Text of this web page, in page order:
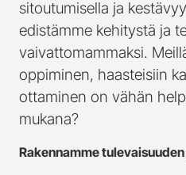
sitoutumisella ja
edistämme kehitystä ja
vaivattomammaksi.
oppiminen, haasteisiin
ottaminen on vähän
mukana?
Rakennamme